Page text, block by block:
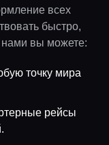
всех
быстро,
нами вы можете:
точку мира
рейсы